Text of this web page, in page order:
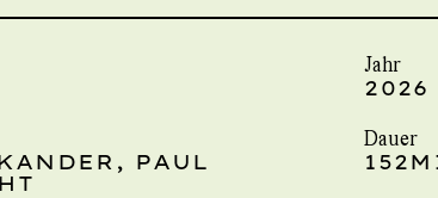
PAUL
Jahr
2026
Dauer